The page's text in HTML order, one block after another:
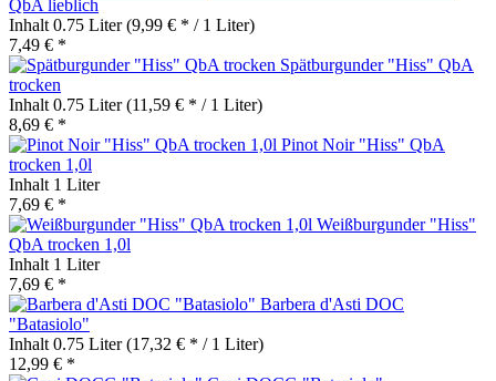
QbA lieblich
Inhalt 0.75 Liter(9,99 € * / 1 Liter)
7,49 € *
Spätburgunder "Hiss" QbA
trocken
Inhalt 0.75 Liter(11,59 € * / 1 Liter)
8,69 € *
Pinot Noir "Hiss" QbA
trocken 1,0l
Inhalt 1 Liter
7,69 € *
Weißburgunder "Hiss"
QbA trocken 1,0l
Inhalt 1 Liter
7,69 € *
Barbera d'Asti DOC
"Batasiolo"
Inhalt 0.75 Liter(17,32 € * / 1 Liter)
12,99 € *